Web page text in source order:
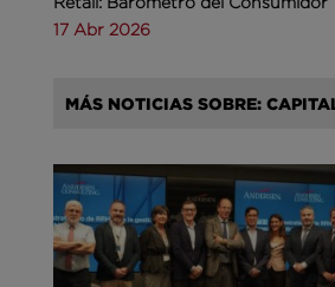
17 Abr 2026
MÁS NOTICIAS SOBRE: